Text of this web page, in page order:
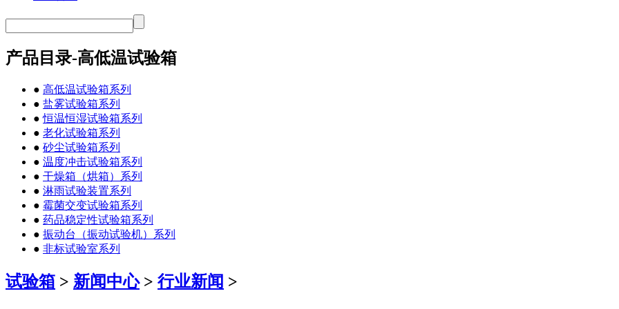
产品目录-高低温试验箱
● 高低温试验箱系列
● 盐雾试验箱系列
●恒温恒湿试验箱系列
● 老化试验箱系列
● 砂尘试验箱系列
● 温度冲击试验箱系列
● 干燥箱（烘箱）系列
● 淋雨试验装置系列
● 霉菌交变试验箱系列
● 药品稳定性试验箱系列
● 振动台（振动试验机）系列
● 非标试验室系列
试验箱 > 新闻中心> 行业新闻 >